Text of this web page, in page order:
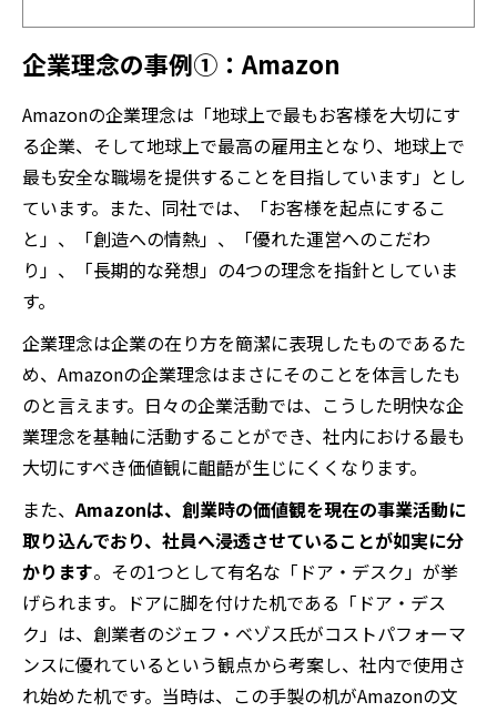
企業理念の事例①：Amazon
Amazonの企業理念は「地球上で最もお客様を大切にす
る企業、そして地球上で最高の雇用主となり、地球上で
最も安全な職場を提供することを目指しています」とし
ています。また、同社では、「お客様を起点にするこ
と」、「創造への情熱」、「優れた運営へのこだわ
り」、「長期的な発想」の4つの理念を指針としていま
す。
企業理念は企業の在り方を簡潔に表現したものであるた
め、Amazonの企業理念はまさにそのことを体言したも
のと言えます。日々の企業活動では、こうした明快な企
業理念を基軸に活動することができ、社内における最も
大切にすべき価値観に齟齬が生じにくくなります。
また、Amazonは、創業時の価値観を現在の事業活動に
取り込んでおり、社員へ浸透させていることが如実に分
かります。その1つとして有名な「ドア・デスク」が挙
げられます。ドアに脚を付けた机である「ドア・デス
ク」は、創業者のジェフ・ベゾス氏がコストパフォーマ
ンスに優れているという観点から考案し、社内で使用さ
れ始めた机です。当時は、この手製の机がAmazonの文